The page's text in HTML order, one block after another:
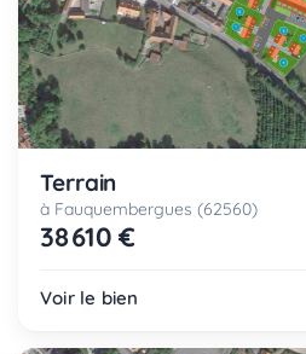
Terrain
à Fauquembergues (62560)
38 610 €
Voir le bien